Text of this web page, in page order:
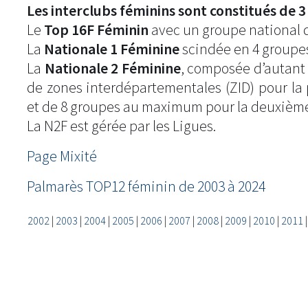
Les interclubs féminins sont constitués de
Le Top 16F Féminin avec un groupe national
La Nationale 1 Fémininescindée en 4
La Nationale 2 Féminine, composée
de zones interdépartementales (ZID) pour
et de 8 groupes au maximum pour la
La N2F est gérée par les Ligues.
Page Mixité
Palmarès TOP12 féminin de 2003 à 2024
2002| 2003 | 2004| 2005 | 2006 | 2007 | 2008| 2009 | 2010 | 2011